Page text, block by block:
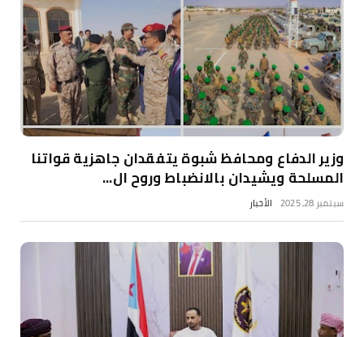
وزير الدفاع ومحافظ شبوة يتفقدان جاهزية قواتنا
المسلحة ويشيدان بالانضباط وروح ال...
سبتمبر 28, 2025 الأخبار